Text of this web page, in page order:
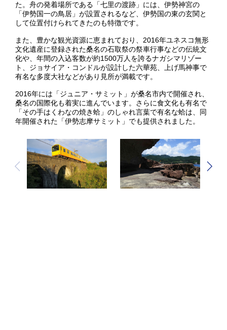
た。舟の発着場所である「七里の渡跡」には、伊勢神宮の
「伊勢国一の鳥居」が設置されるなど、伊勢国の東の玄関と
して位置付けられてきたのも特徴です。
また、豊かな観光資源に恵まれており、2016年ユネスコ無形
文化遺産に登録された桑名の石取祭の祭車行事などの伝統文
化や、年間の入込客数が約1500万人を誇るナガシマリゾー
ト、ジョサイア・コンドルが設計した六華苑、上げ馬神事で
有名な多度大社などがあり見所が満載です。
2016年には「ジュニア・サミット」が桑名市内で開催され、
桑名の国際化も着実に進んでいます。さらに食文化も有名で
「その手はくわなの焼き蛤」のしゃれ言葉で有名な蛤は、同
年開催された「伊勢志摩サミット」でも提供されました。